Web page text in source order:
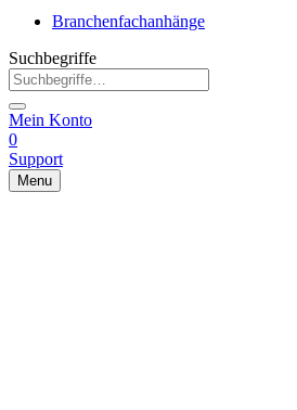
Branchenfachanhänge
Suchbegriffe
Mein Konto
0
Support
Menu